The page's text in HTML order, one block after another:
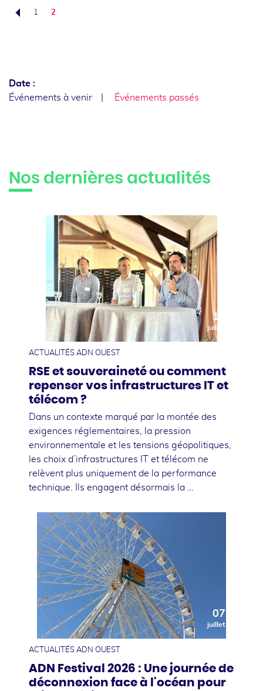
1 2
Date :
Événements à venir
Événements passés
Nos dernières actualités
10
juillet
ACTUALITÉS ADN OUEST
RSE et souveraineté ou comment
repenser vos infrastructures IT et
télécom ?
Dans un contexte marqué par la montée des
exigences réglementaires, la pression
environnementale et les tensions géopolitiques,
les choix d’infrastructures IT et télécom ne
relèvent plus uniquement de la performance
technique. Ils engagent désormais la …
07
juillet
ACTUALITÉS ADN OUEST
ADN Festival 2026 : Une journée de
déconnexion face à l'océan pour